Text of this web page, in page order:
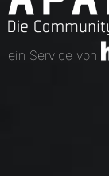
ein Service von